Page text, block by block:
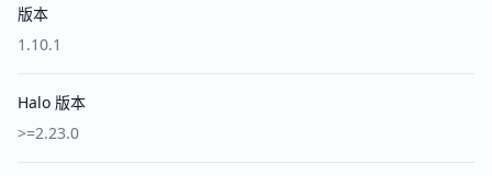
版本
1.10.1
Halo 版本
>=2.23.0